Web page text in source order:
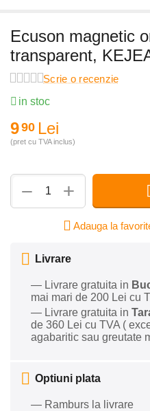
Ecuson magnetic
transparent,
Scrie o recenzie
in stoc
990 Lei
(pret cu TVA inclus)
+
−
Adauga la
Livrare
— Livrare gratuita in
mai mari de 200 Lei cu
— Livrare gratuita in
de 360 Lei cu TVA (
agabaritic sau greutate
Optiuni plata
— Ramburs la livrare